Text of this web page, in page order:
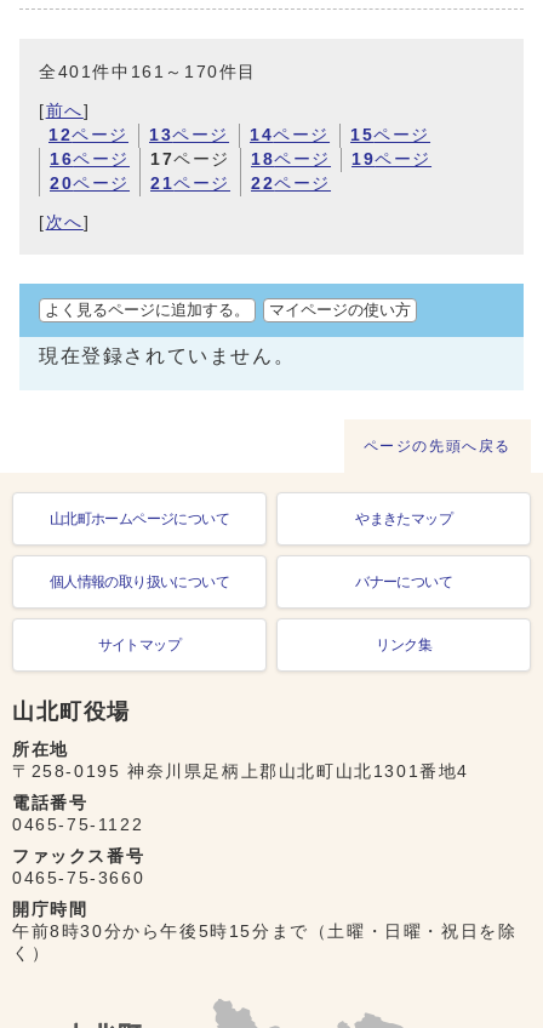
全401件中161～170件目
[前へ]
12ページ 13ページ 14ページ 15ページ
16ページ 17ページ 18ページ 19ページ
20ページ 21ページ 22ページ
[ 次へ]
よく見るページに追加する。 マイページの使い方
現在登録されていません。
ページの先頭へ戻る
山北町ホームページについて やまきたマップ
個人情報の取り扱いについて バナーについて
サイトマップ リンク集
山北町役場
所在地
〒258-0195 神奈川県足柄上郡山北町山北1301番地4
電話番号
0465-75-1122
ファックス番号
0465-75-3660
開庁時間
午前8時30分から午後5時15分まで（土曜・日曜・祝日を除
く）